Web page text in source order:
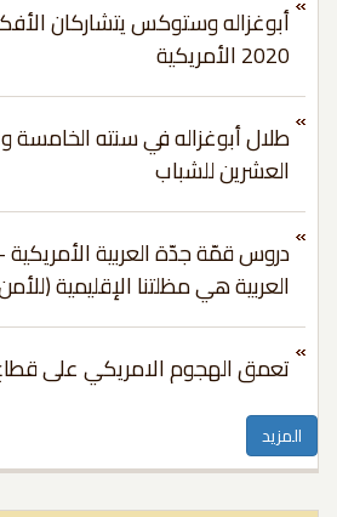
أبوغزاله وستوكس يتشاركان الأفكار
2020 الأمريكية
طلال أبوغزاله في سنته الخامسة
العشرين للشباب
دروس قمّة جدّة العربية الأمريكية -
العربية هي مظلتنا الإقليمية (للأمن
تعمق الهجوم الامريكي على قطاع